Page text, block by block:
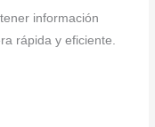
información
rápida y eficiente.